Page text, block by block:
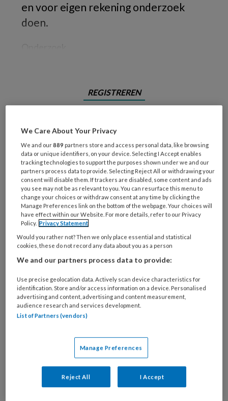
en voor eigen rekening onderzoek
doen.
REGISTREREN
Maak gratis een account aan en lees 2
artikelen gratis per maand
Al een account of abonnement?Log dan in
Wat
is
je
e-
mailadres?
Kies
je
Kies
je
functie *
organisatie
werk
Untitled
Ontvang 2x per week de
KinderopvangTotaal nieuwsbrief
We Care About Your Privacy
We and our889 partners store and access personal data, like browsing
data or unique identifiers, on your device. Selecting I Accept enables
tracking technologies to support the purposes shown under we and our
partners process data to provide. Selecting Reject All or withdrawing your
consent will disable them. If trackers are disabled, some content and ads
you see may not be as relevant to you. You can resurface this menu to
change your choices or withdraw consent at any time by clicking the
Manage Preferences link on the bottom of the webpage. Your choices will
have effect within our Website. For more details, refer to our Privacy
Policy. Privacy Statement
Would you rather not? Then we only place essential and statistical
cookies, these do not record any data about you as a person
We and our partners process data to provide:
Use precise geolocation data. Actively scan device characteristics for
identification. Store and/or access information on a device. Personalised
advertising and content, advertising and content measurement,
audience research and services development.
List of Partners (vendors)
Manage Preferences
Reject All I Accept